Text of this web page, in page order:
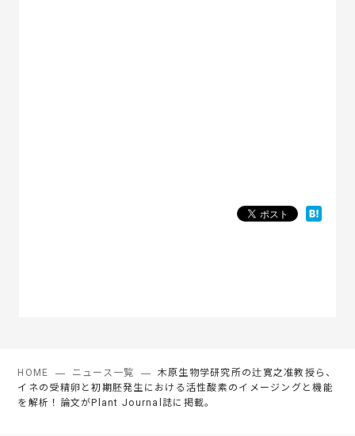
HOME ニュース一覧
木原生物学研究所の辻寛之准教授ら、
イネの受精卵と初期胚発生における活性酸素のイメージングと機能
を解析！論文がPlant Journal誌に掲載。